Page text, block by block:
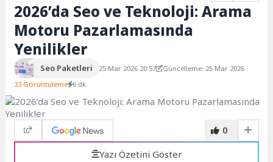
2026’da Seo ve Teknoloji: Arama
Motoru Pazarlamasında
Yenilikler
Seo Paketleri 25 Mar 2026 20:57
Güncelleme: 25 Mar 2026
33 Görüntüleme 6 dk.
0
Yazı Özetini Göster